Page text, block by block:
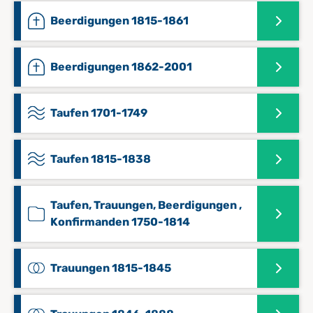
Beerdigungen 1815-1861
Beerdigungen 1862-2001
Taufen 1701-1749
Taufen 1815-1838
Taufen, Trauungen, Beerdigungen ,
Konfirmanden 1750-1814
Trauungen 1815-1845